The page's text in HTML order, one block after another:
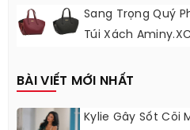
Sang Trọng Quý
Túi Xách Aminy.XC
BÀI VIẾT MỚI NHẤT
Kylie Gây Sốt Cõi